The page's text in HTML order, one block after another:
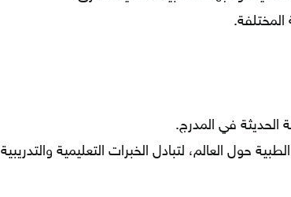
المختلفة.
الحديثة في المدرج.
حول العالم، لتبادل الخبرات التعليمية والتدريبية